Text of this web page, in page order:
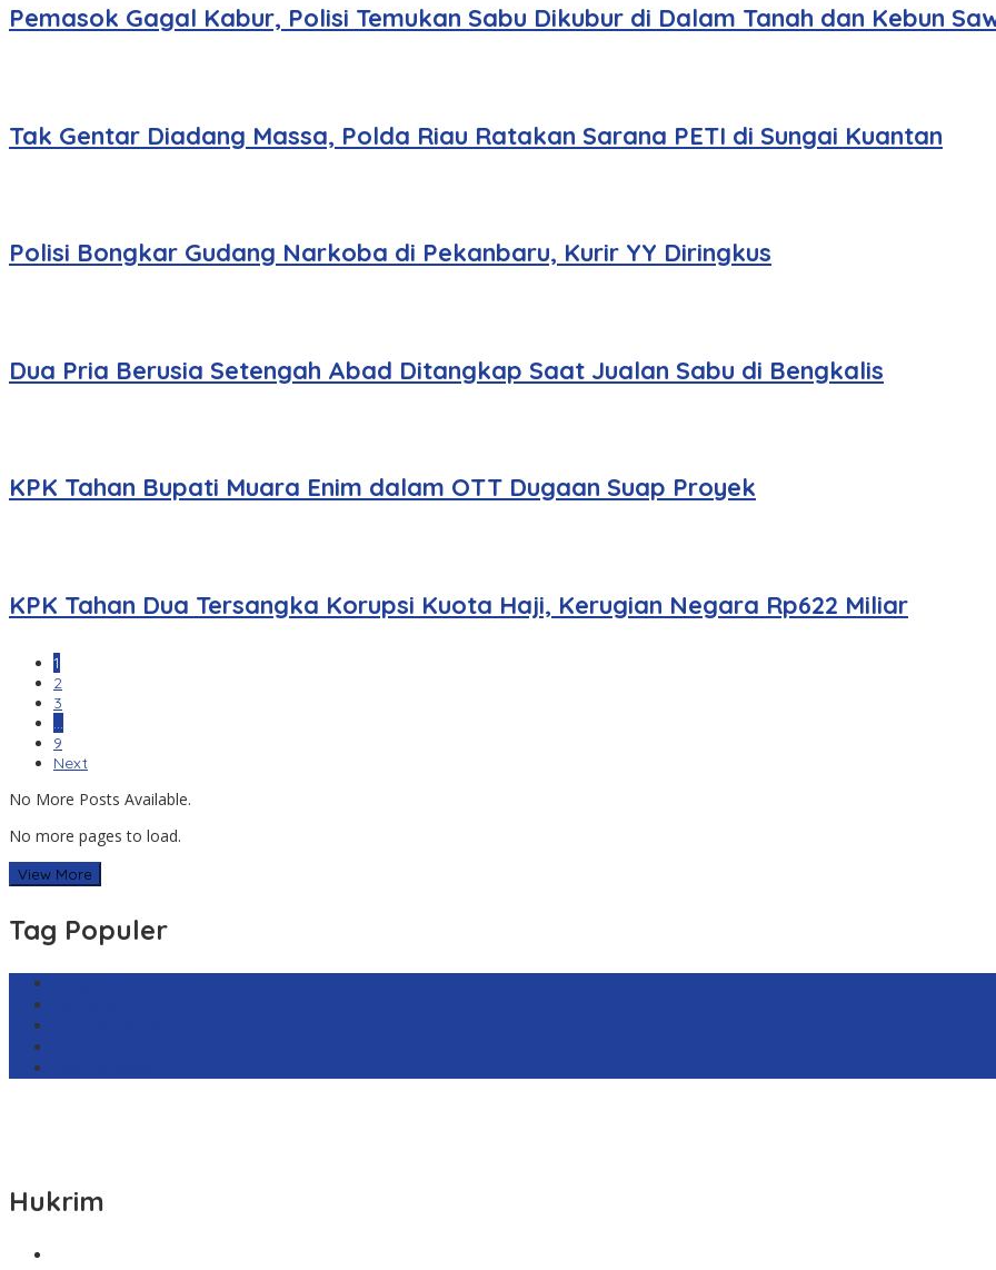
Pemasok Gagal Kabur, Polisi Temukan Sabu Dikubur di Dalam Tanah dan Kebun
Tak Gentar Diadang Massa, Polda Riau Ratakan Sarana PETI di Sungai Kuantan
Polisi Bongkar Gudang Narkoba di Pekanbaru, Kurir YY Diringkus
Dua Pria Berusia Setengah Abad Ditangkap Saat Jualan Sabu di Bengkalis
KPK Tahan Bupati Muara Enim dalam OTT Dugaan Suap Proyek
KPK Tahan Dua Tersangka Korupsi Kuota Haji, Kerugian Negara Rp622 Miliar
1
2
3
…
9
Next
No More Posts Available.
No more pages to load.
View More
Tag Populer
Hukrim